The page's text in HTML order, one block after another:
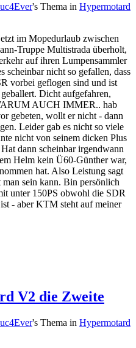
's Thema in Hypermotard
im Mopedurlaub zwischen
Truppe Multistrada überholt,
auf ihren Lumpensammler
scheinbar nicht so gefallen, dass
vorbei geflogen sind und ist
Dicht aufgefahren,
AUCH IMMER.. hab
gebeten, wollt er nicht - dann
Leider gab es nicht so viele
nicht von seinem dicken Plus
dann scheinbar irgendwann
Helm kein Ü60-Günther war,
hat. Also Leistung sagt
sein kann. Bin persönlich
unter 150PS obwohl die SDR
- aber KTM steht auf meiner
V2 die Zweite
's Thema in Hypermotard